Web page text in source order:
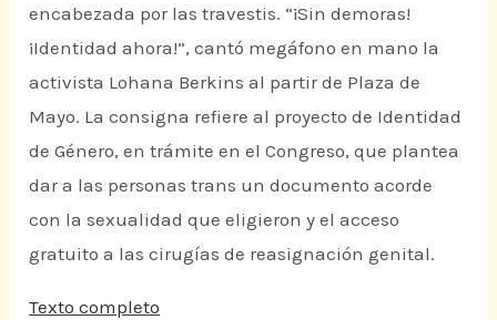
encabezada por las travestis. “¡Sin demoras!
¡Identidad ahora!”, cantó megáfono en mano la
activista Lohana Berkins al partir de Plaza de
Mayo. La consigna refiere al proyecto de Identidad
de Género, en trámite en el Congreso, que plantea
dar a las personas trans un documento acorde
con la sexualidad que eligieron y el acceso
gratuito a las cirugías de reasignación genital.
Texto completo